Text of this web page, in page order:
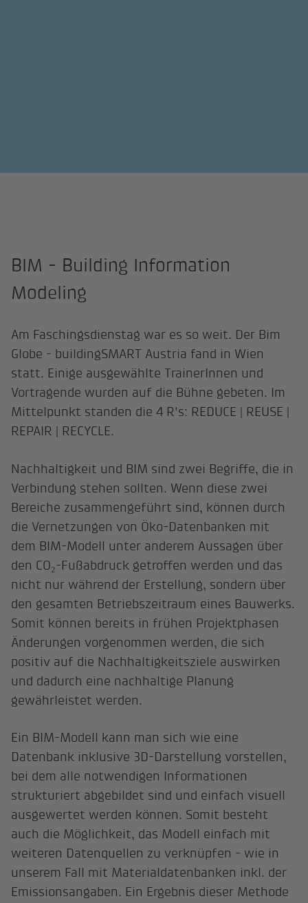
BIM - Building Information
Modeling
Am Faschingsdienstag war es so weit. Der Bim
Globe - buildingSMART Austria fand in Wien
statt. Einige ausgewählte TrainerInnen und
Vortragende wurden auf die Bühne gebeten. Im
Mittelpunkt standen die 4 R's: REDUCE | REUSE |
REPAIR | RECYCLE.
Nachhaltigkeit und BIM sind zwei Begriffe, die in
Verbindung stehen sollten. Wenn diese zwei
Bereiche zusammengeführt sind, können durch
die Vernetzungen von Öko-Datenbanken mit
dem BIM-Modell unter anderem Aussagen über
den CO₂-Fußabdruck getroffen werden und das
nicht nur während der Erstellung, sondern über
den gesamten Betriebszeitraum eines Bauwerks.
Somit können bereits in frühen Projektphasen
Änderungen vorgenommen werden, die sich
positiv auf die Nachhaltigkeitsziele auswirken
und dadurch eine nachhaltige Planung
gewährleistet werden.
Ein BIM-Modell kann man sich wie eine
Datenbank inklusive 3D-Darstellung vorstellen,
bei dem alle notwendigen Informationen
strukturiert abgebildet sind und einfach visuell
ausgewertet werden können. Somit besteht
auch die Möglichkeit, das Modell einfach mit
weiteren Datenquellen zu verknüpfen - wie in
unserem Fall mit Materialdatenbanken inkl. der
Emissionsangaben. Ein Ergebnis dieser Methode